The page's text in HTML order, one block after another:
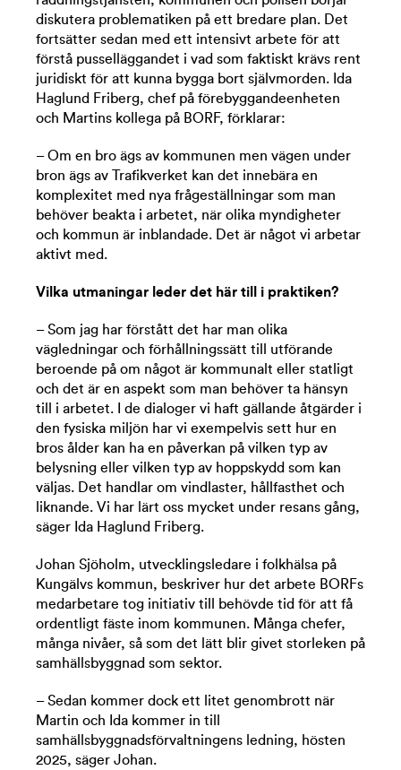
diskutera problematiken på ett bredare plan. Det
fortsätter sedan med ett intensivt arbete för att
förstå pusselläggandet i vad som faktiskt krävs rent
juridiskt för att kunna bygga bort självmorden. Ida
Haglund Friberg, chef på förebyggandeenheten
och Martins kollega på BORF, förklarar:
– Om en bro ägs av kommunen men vägen under
bron ägs av Trafikverket kan det innebära en
komplexitet med nya frågeställningar som man
behöver beakta i arbetet, när olika myndigheter
och kommun är inblandade. Det är något vi arbetar
aktivt med.
Vilka utmaningar leder det här till i praktiken?
– Som jag har förstått det har man olika
vägledningar och förhållningssätt till utförande
beroende på om något är kommunalt eller statligt
och det är en aspekt som man behöver ta hänsyn
till i arbetet. I de dialoger vi haft gällande åtgärder i
den fysiska miljön har vi exempelvis sett hur en
bros ålder kan ha en påverkan på vilken typ av
belysning eller vilken typ av hoppskydd som kan
väljas. Det handlar om vindlaster, hållfasthet och
liknande. Vi har lärt oss mycket under resans gång,
säger Ida Haglund Friberg.
Johan Sjöholm, utvecklingsledare i folkhälsa på
Kungälvs kommun, beskriver hur det arbete BORFs
medarbetare tog initiativ till behövde tid för att få
ordentligt fäste inom kommunen. Många chefer,
många nivåer, så som det lätt blir givet storleken på
samhällsbyggnad som sektor.
– Sedan kommer dock ett litet genombrott när
Martin och Ida kommer in till
samhällsbyggnadsförvaltningens ledning, hösten
2025, säger Johan.